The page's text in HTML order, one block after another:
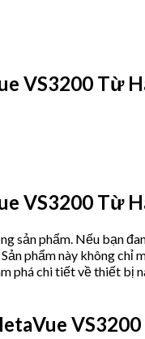
VS3200 Từ
VS3200 Từ
sản phẩm. Nếu bạn
phẩm này không chỉ
phá chi tiết về thiết
VS3200